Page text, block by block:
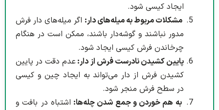
ایجاد کیسی شود.
مشکلات مربوط به میله‌های دار: اگر میله‌های دار فرش
مدور نباشند و گوشه‌دار باشند، ممکن است در هنگام
چرخاندن فرش کیسی ایجاد شود.
پایین کشیدن نادرست فرش از دار:عدم دقت در پایین
کشیدن فرش از دار می‌تواند به ایجاد چین و کیسی
در سطح فرش منجر شود.
به هم خوردن و جمع شدن چله‌ها: اشتباه در بافت و